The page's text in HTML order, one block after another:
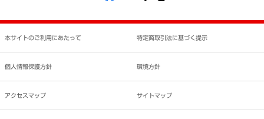
書面による個人情報の開示等の請求の手続きについて
本サイトのご利用にあたって 特定商取引法に基づく提示
個人情報保護方針 環境方針
アクセスマップ サイトマップ